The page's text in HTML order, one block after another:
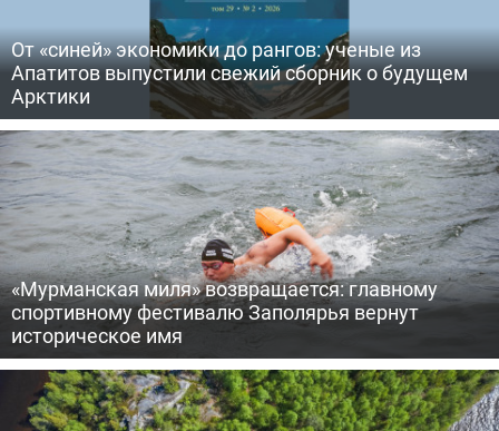
От «синей» экономики до рангов: ученые из
Апатитов выпустили свежий сборник о будущем
Арктики
«Мурманская миля» возвращается: главному
спортивному фестивалю Заполярья вернут
историческое имя